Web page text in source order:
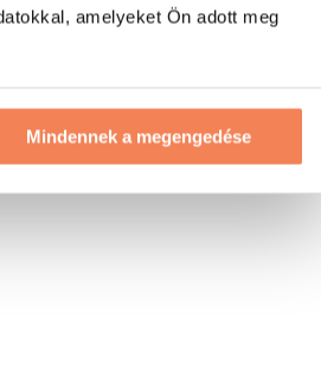
amelyeket Ön adott meg
Mindennek a megengedése